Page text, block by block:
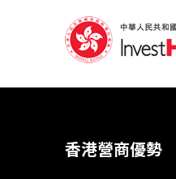
香港營商優勢